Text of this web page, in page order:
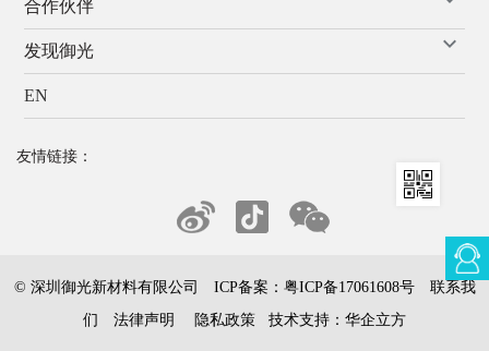
合作伙伴
发现御光
EN
友情链接：
© 深圳御光新材料有限公司 ICP备案： 粤ICP备17061608号
联系我
们
法律声明 隐私政策 技术支持： 华企立方